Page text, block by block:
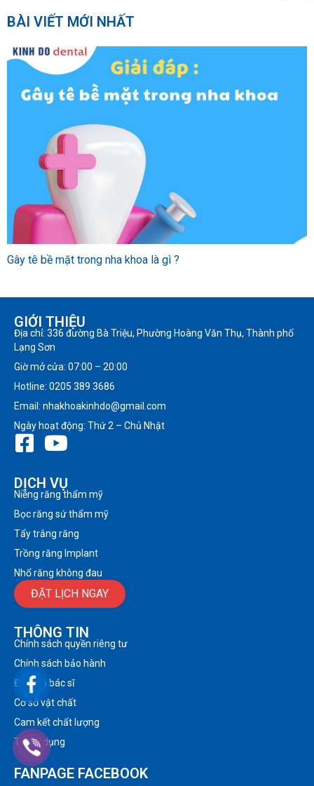
BÀI VIẾT MỚI NHẤT
Gây tê bề mặt trong nha khoa là gì ?
GIỚI THIỆU
Địa chỉ: 336 đường Bà Triệu, Phường Hoàng Văn Thụ, Thành phố
Lạng Sơn
Giờ mở cửa: 07:00 – 20:00
Hotline: 0205 389 3686
Email: nhakhoakinhdo@gmail.com
Ngày hoạt động: Thứ 2 – Chủ Nhật
DỊCH VỤ
Niềng răng thẩm mỹ
Bọc răng sứ thẩm mỹ
Tẩy trắng răng
Trồng răng Implant
Nhổ răng không đau
ĐẶT LỊCH NGAY
THÔNG TIN
Chính sách quyền riêng tư
Chính sách bảo hành
Đội ngũ bác sĩ
Cơ sở vật chất
Cam kết chất lượng
Tuyển dụng
FANPAGE FACEBOOK